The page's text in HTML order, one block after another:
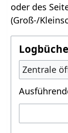
oder des
(Groß-/
Zentrale